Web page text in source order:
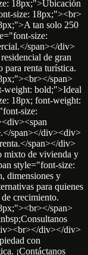
18px;">Ubicación
size: 18px;"><br>
tan solo 250
size:
span></div>
de gran
para renta turística.
span>
weight: bold;">Ideal
18px; font-weight:
size:
span></div><div>
span></div>
mixto de vivienda y
style="font-size:
dimensiones y
para quienes
crecimiento.
span>
div></div>
con
¡Contáctanos